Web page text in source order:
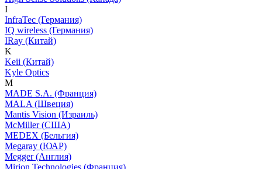
I
InfraTec (Германия)
IQ wireless (Германия)
IRay (Китай)
K
Keii (Китай)
Kyle Optics
M
MADE S.A. (Франция)
MALA (Швеция)
Mantis Vision (Израиль)
McMiller (США)
MEDEX (Бельгия)
Megaray (ЮАР)
Megger (Англия)
Mirion Technologies (Франция)